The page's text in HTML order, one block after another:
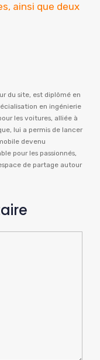
ainsi que deux
du site, est diplômé en
en ingénierie
les voitures, alliée à
lui a permis de lancer
devenu
pour les passionnés,
de partage autour